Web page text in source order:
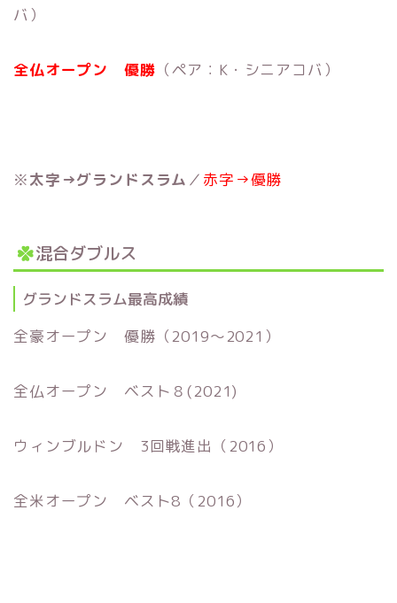
バ）
全仏オープン 優勝 （ペア：K・シニアコバ）
※太字→グランドスラム ／ 赤字 →優勝
混合ダブルス
グランドスラム最高成績
全豪オープン 優勝（2019～2021）
全仏オープン ベスト８(2021)
ウィンブルドン 3回戦進出（2016）
全米オープン ベスト8（2016）